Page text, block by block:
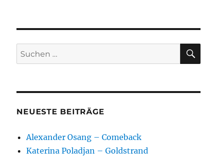
Suchen
nach:
NEUESTE BEITRÄGE
Alexander Osang – Comeback
Katerina Poladjan – Goldstrand